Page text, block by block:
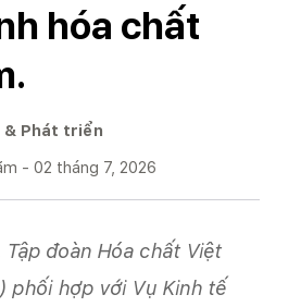
hóa chất
& Phát triển
- 02 tháng 7, 2026
đoàn Hóa chất Việt
phối hợp với Vụ Kinh tế